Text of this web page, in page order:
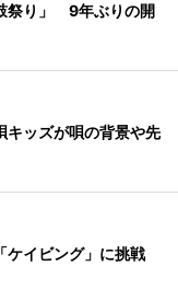
祭り」 9年ぶりの開
ッズが唄の背景や先
ケイビング」に挑戦